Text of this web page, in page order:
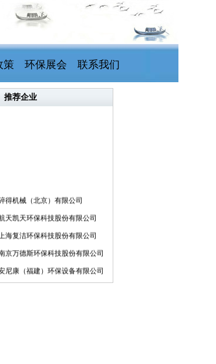
策 环保展会 联系我们
推荐企业
得机械（北京）有限公司
天凯天环保科技股份有限公司
上海复洁环保科技股份有限公司
京万德斯环保科技股份有限公司
尼康（福建）环保设备有限公司
苏博一环保科技有限公司